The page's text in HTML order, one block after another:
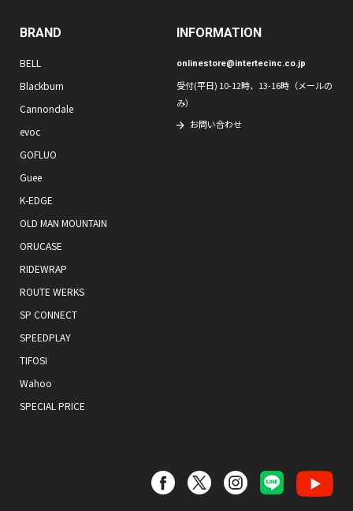
BRAND
BELL
Blackburn
Cannondale
evoc
GOFLUO
Guee
K-EDGE
OLD MAN MOUNTAIN
ORUCASE
RIDEWRAP
ROUTE WERKS
SP CONNECT
SPEEDPLAY
TIFOSI
Wahoo
SPECIAL PRICE
INFORMATION
onlinestore@intertecinc.co.jp
受付(平日) 10-12時、13-16時（メールの
み）
お問い合わせ